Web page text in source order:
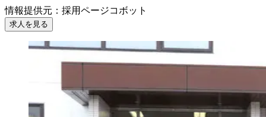
情報提供元 ： 採用ページコボット
求人を見る